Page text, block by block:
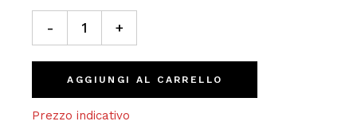
Miele Millefiori 500g quantity
- +
AGGIUNGI AL CARRELLO
Prezzo indicativo